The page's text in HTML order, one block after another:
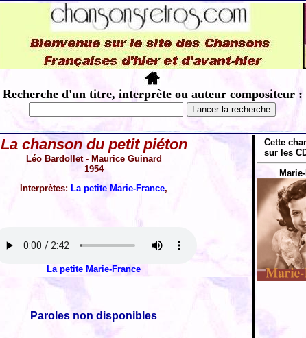
Recherche d'un titre, interprète ou auteur compositeur :
La chanson du petit piéton
Léo Bardollet - Maurice Guinard
1954
Interprètes: La petite Marie-France,
La petite Marie-France
Paroles non disponibles
Cette
sur les